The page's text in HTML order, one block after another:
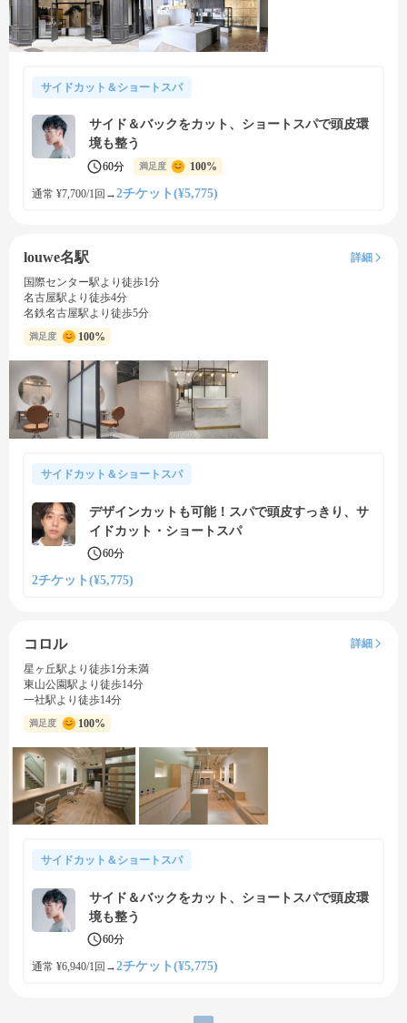
サイドカット＆ショートスパ
サイド＆バックをカット、ショートスパで頭皮環
境も整う
60分 満足度 100%
通常 ¥7,700/1回 →2チケット(¥5,775)
louwe名駅
詳細
国際センター駅より徒歩1分
名古屋駅より徒歩4分
名鉄名古屋駅より徒歩5分
満足度 100%
サイドカット＆ショートスパ
デザインカットも可能！スパで頭皮すっきり、サ
イドカット・ショートスパ
60分
2チケット(¥5,775)
コロル
詳細
星ヶ丘駅より徒歩1分未満
東山公園駅より徒歩14分
一社駅より徒歩14分
満足度 100%
サイドカット＆ショートスパ
サイド＆バックをカット、ショートスパで頭皮環
境も整う
60分
通常 ¥6,940/1回 →2チケット(¥5,775)